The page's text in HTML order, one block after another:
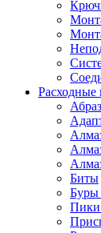
Расходные
Биты
Буры
Пики